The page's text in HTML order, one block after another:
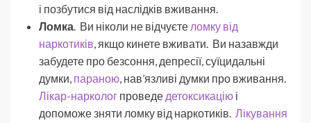
і позбутися від наслідків вживання.
Ломка. Ви ніколи не відчуєте ломку від
наркотиків, якщо кинете вживати. Ви назавжди
забудете про безсоння, депресії, суїцидальні
думки, параною, нав’язливі думки про вживання.
Лікар-нарколог проведе детоксикацію і
допоможе зняти ломку від наркотиків. Лікування